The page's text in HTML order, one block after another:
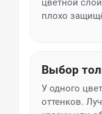
цветной
плохо
Выбор
У одного
оттенков.